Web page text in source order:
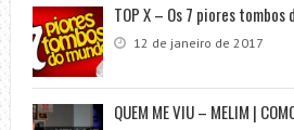
TOP X – Os 7 piores tombos
12 de janeiro de 2017
QUEM ME VIU – MELIM |